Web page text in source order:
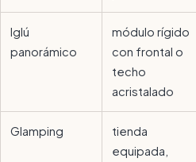
Iglú
panorámico
módulo rígido
con frontal o
techo
acristalado
Glamping
tienda
equipada,